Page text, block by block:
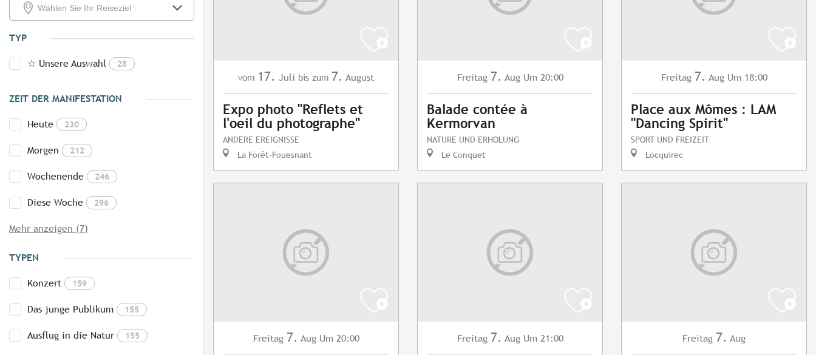
TYP
☆ Unsere Auswahl 28
ZEIT DER MANIFESTATION
Heute 230
Morgen 212
Wochenende 246
Diese Woche 296
Mehr anzeigen (7)
TYPEN
Konzert 159
Das junge Publikum 155
Ausflug in die Natur 155
vom 17. Juli bis zum 7. August
Expo photo "Reflets et
l'oeil du photographe"
ANDERE EREIGNISSE
La Forêt-Fouesnant
Freitag 7. Aug Um 20:00
Balade contée à
Kermorvan
NATURE UND ERHOLUNG
Le Conquet
Freitag 7. Aug Um 18:00
Place aux Mômes : LAM
"Dancing Spirit"
SPORT UND FREIZEIT
Locquirec
Freitag 7. Aug Um 20:00 Freitag 7. Aug Um 21:00 Freitag 7. Aug